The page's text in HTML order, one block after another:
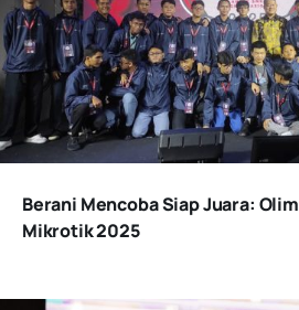
Berani Mencoba Siap Juara:
Mikrotik 2025